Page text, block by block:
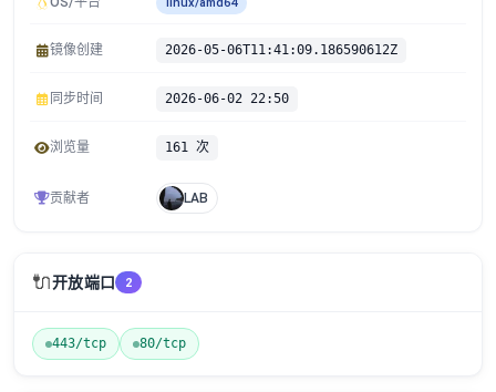
镜像创建 2026-05-06T11:41:09.186590612Z
同步时间 2026-06-02 22:50
浏览量 161 次
贡献者 LAB
🔌开放端口 2
443/tcp 80/tcp